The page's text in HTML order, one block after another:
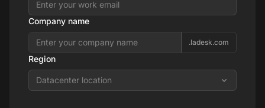
Company name
.ladesk.com
Region
Datacenter location